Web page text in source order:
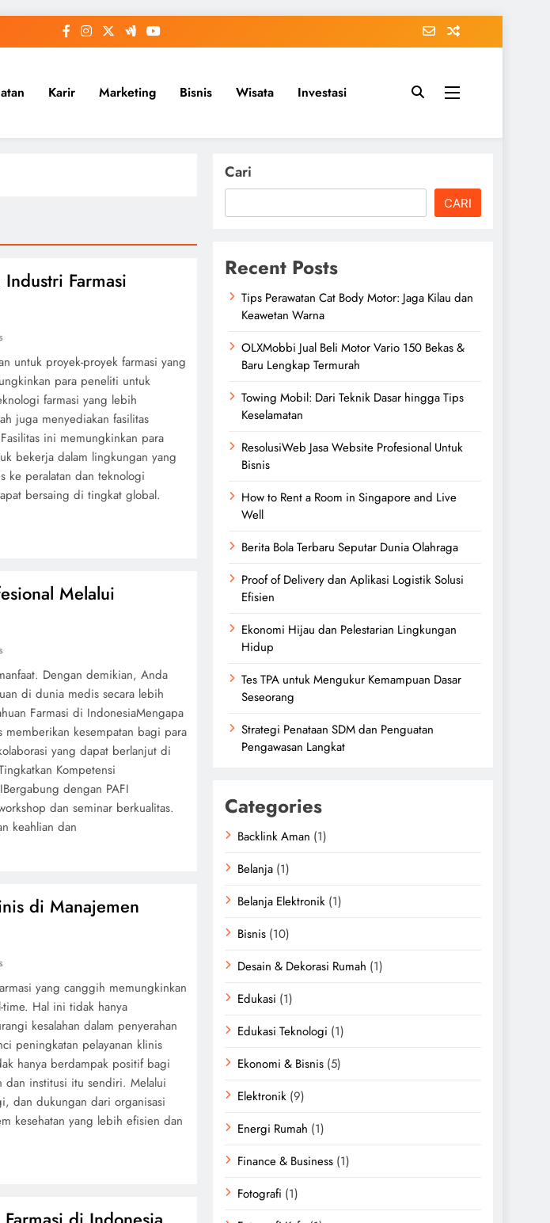
Karir Marketing Bisnis Wisata Investasi
Farmasi
untuk proyek-proyek farmasi yang
para peneliti untuk
farmasi yang lebih
juga menyediakan fasilitas
ini memungkinkan para
bekerja dalam lingkungan yang
ke peralatan dan teknologi
bersaing di tingkat global.
Melalui
Dengan demikian, Anda
di dunia medis secara lebih
Farmasi di IndonesiaMengapa
kesempatan bagi para
yang dapat berlanjut di
Kompetensi
dengan PAFI
dan seminar berkualitas.
keahlian dan
di Manajemen
yang canggih memungkinkan
time. Hal ini tidak hanya
kesalahan dalam penyerahan
peningkatan pelayanan klinis
hanya berdampak positif bagi
dan institusi itu sendiri. Melalui
dan dukungan dari organisasi
kesehatan yang lebih efisien dan
Cari
CARI
Recent Posts
Tips Perawatan Cat Body Motor: Jaga Kilau dan
Keawetan Warna
OLXMobbi Jual Beli Motor Vario 150 Bekas &
Baru Lengkap Termurah
Towing Mobil: Dari Teknik Dasar hingga Tips
Keselamatan
ResolusiWeb Jasa Website Profesional Untuk
Bisnis
How to Rent a Room in Singapore and Live
Well
Berita Bola Terbaru Seputar Dunia Olahraga
Proof of Delivery dan Aplikasi Logistik Solusi
Efisien
Ekonomi Hijau dan Pelestarian Lingkungan
Hidup
Tes TPA untuk Mengukur Kemampuan Dasar
Seseorang
Strategi Penataan SDM dan Penguatan
Pengawasan Langkat
Categories
Backlink Aman (1)
Belanja (1)
Belanja Elektronik (1)
Bisnis (10)
Desain & Dekorasi Rumah (1)
Edukasi (1)
Edukasi Teknologi (1)
Ekonomi & Bisnis (5)
Elektronik (9)
Energi Rumah (1)
Finance & Business (1)
Fotografi (1)